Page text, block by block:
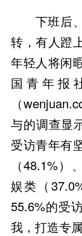
下班后
转，有人蹬
年轻人将闲
国青年报
（
与的调查显
受访青年有
（48.1%
娱类（
55.6%的受
我，打造专